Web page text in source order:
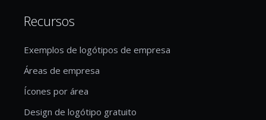
Recursos
Exemplos de logótipos de empresa
Áreas de empresa
Ícones por área
Design de logótipo gratuito